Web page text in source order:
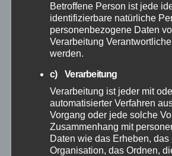
August 2025
Juli 2025
Juni 2025
Mai 2025
April 2025
Betroffene Person ist jede
identifizierbare natürliche
personenbezogene Daten
Verarbeitung
werden.
c) Verarbeitung
Verarbeitung ist jeder mit
automatisierter Verfahren
Vorgang oder jede solche
Zusammenhang mit
Daten wie das Erheben, das
Organisation, das Ordnen,